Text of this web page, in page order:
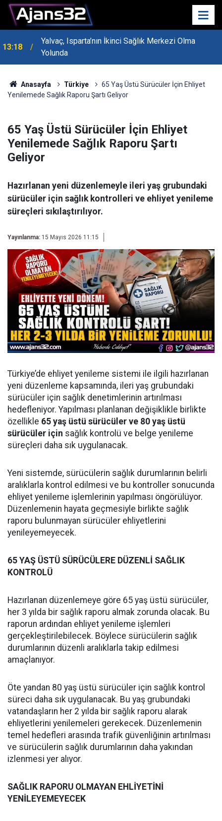
13:18
Yalvaç, Isparta’nın İkinci Sağlık Merkezi Olma
Yolunda
13:14
MHP Genel Başkan Yardımcısı Bayraktar Isparta’da
Konuştu
Anasayfa Türkiye
65 Yaş Üstü Sürücüler İçin Ehliyet
Yenilemede Sağlık Raporu Şartı Geliyor
65 Yaş Üstü Sürücüler İçin Ehliyet
Yenilemede Sağlık Raporu Şartı
Geliyor
Hazırlanan yeni düzenlemeyle ileri yaş grubundaki
sürücüler için sağlık kontrolleri ve ehliyet yenileme
süreçleri sıkılaştırılıyor.
Yayınlanma: 15 Mayıs 2026 11:15
Türkiye’de ehliyet yenileme sistemi ile ilgili hazırlanan
yeni düzenleme kapsamında, ileri yaş grubundaki
sürücüler için sağlık denetimlerinin artırılması
hedefleniyor. Yapılması planlanan değişiklikle birlikte
özellikle 65 yaş üstü sürücüler ve 80 yaş üstü
sürücüler için sağlık kontrolü ve belge yenileme
süreçleri daha sık uygulanacak.
Yeni sistemde, sürücülerin sağlık durumlarının belirli
aralıklarla kontrol edilmesi ve bu kontroller sonucunda
ehliyet yenileme işlemlerinin yapılması öngörülüyor.
Düzenlemenin hayata geçmesiyle birlikte sağlık
raporu bulunmayan sürücüler ehliyetlerini
yenileyemeyecek.
65 YAŞ ÜSTÜ SÜRÜCÜLERE DÜZENLİ SAĞLIK
KONTROLÜ
Hazırlanan düzenlemeye göre 65 yaş üstü sürücüler,
her 3 yılda bir sağlık raporu almak zorunda olacak. Bu
raporun ardından ehliyet yenileme işlemleri
gerçekleştirilebilecek. Böylece sürücülerin sağlık
durumlarının düzenli aralıklarla takip edilmesi
amaçlanıyor.
Öte yandan 80 yaş üstü sürücüler için sağlık kontrol
süreci daha sık uygulanacak. Bu yaş grubundaki
vatandaşların her 2 yılda bir sağlık raporu alarak
ehliyetlerini yenilemeleri gerekecek. Düzenlemenin
temel hedefleri arasında trafik güvenliğinin artırılması
ve sürücülerin sağlık durumlarının daha yakından
izlenmesi yer alıyor.
SAĞLIK RAPORU OLMAYAN EHLİYETİNİ
YENİLEYEMEYECEK